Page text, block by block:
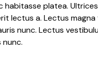
habitasse platea.
lectus a. Lectus
nunc. Lectus
nunc.